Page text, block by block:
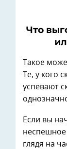
Что
Такое
Те, у кого
успевают
Если вы
неспешное
глядя на